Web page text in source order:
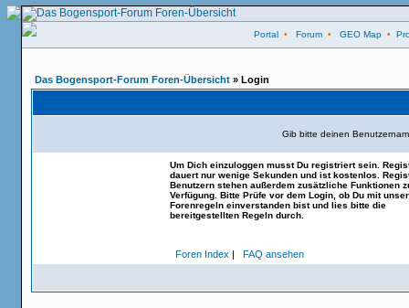
Portal • Forum • GEO Map •
Das Bogensport-Forum Foren-Übersicht » Login
Gib bitte deinen
Um Dich einzuloggen musst Du registriert sein.
dauert nur wenige Sekunden und ist kostenlos.
Benutzern stehen außerdem zusätzliche Funktionen
Verfügung. Bitte Prüfe vor dem Login, ob Du mit
Forenregeln einverstanden bist und lies bitte die
bereitgestellten Regeln durch.
Foren Index | FAQ ansehen